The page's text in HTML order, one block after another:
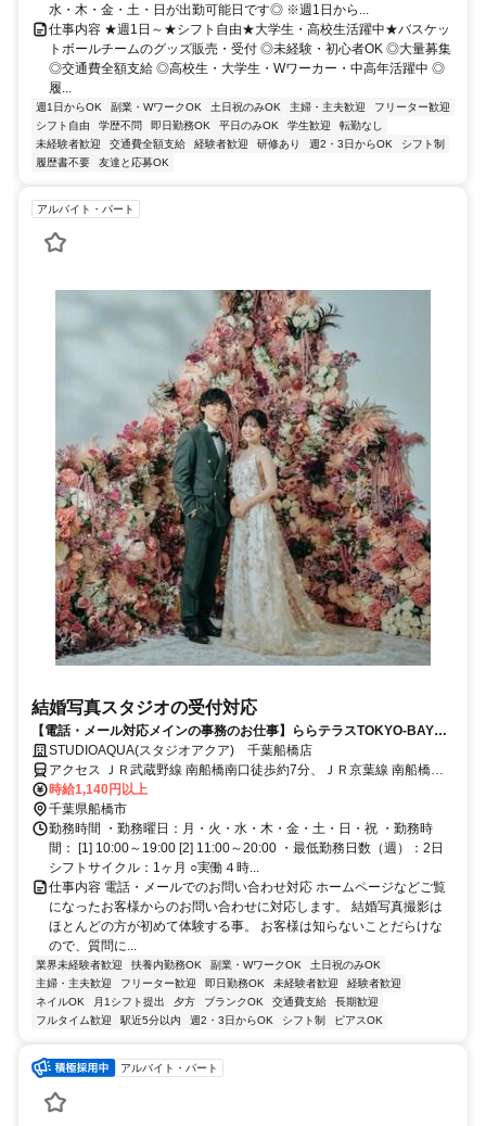
水・木・金・土・日が出勤可能日です◎ ※週1日から...
仕事内容 ★週1日～★シフト自由★大学生・高校生活躍中★バスケッ
トボールチームのグッズ販売・受付 ◎未経験・初心者OK ◎大量募集
◎交通費全額支給 ◎高校生・大学生・Wワーカー・中高年活躍中 ◎
履...
週1日からOK 副業・WワークOK 土日祝のみOK 主婦・主夫歓迎
フリーター歓迎
シフト自由
学歴不問 即日勤務OK 平日のみOK 学生歓迎
転勤なし
未経験者歓迎
交通費全額支給 経験者歓迎 研修あり 週2・3日からOK
シフト制
履歴書不要
友達と応募OK
アルバイト・パート
結婚写真スタジオの受付対応
【電話・メール対応メインの事務のお仕事】ららテラスTOKYO-BAYに
あるウェディングフォトスタジオで勤務☆
STUDIOAQUA(スタジオアクア) 千葉船橋店
アクセス ＪＲ武蔵野線 南船橋南口徒歩約7分、ＪＲ京葉線 南船橋南
口徒歩約7分 JR京葉線「南船橋」駅直結
時給1,140円以上
千葉県船橋市
勤務時間 ・勤務曜日：月・火・水・木・金・土・日・祝 ・勤務時
間： [1] 10:00～19:00 [2] 11:00～20:00 ・最低勤務日数（週）：2日
シフトサイクル：1ヶ月 ○実働４時...
仕事内容 電話・メールでのお問い合わせ対応 ホームページなどご覧
になったお客様からのお問い合わせに対応します。 結婚写真撮影は
ほとんどの方が初めて体験する事。 お客様は知らないことだらけな
ので、質問に...
業界未経験者歓迎 扶養内勤務OK 副業・WワークOK
土日祝のみOK
主婦・主夫歓迎
フリーター歓迎 即日勤務OK 未経験者歓迎
経験者歓迎
ネイルOK
月1シフト提出 夕方 ブランクOK 交通費支給
長期歓迎
フルタイム歓迎
駅近5分以内 週2・3日からOK シフト制 ピアスOK
アルバイト・パート